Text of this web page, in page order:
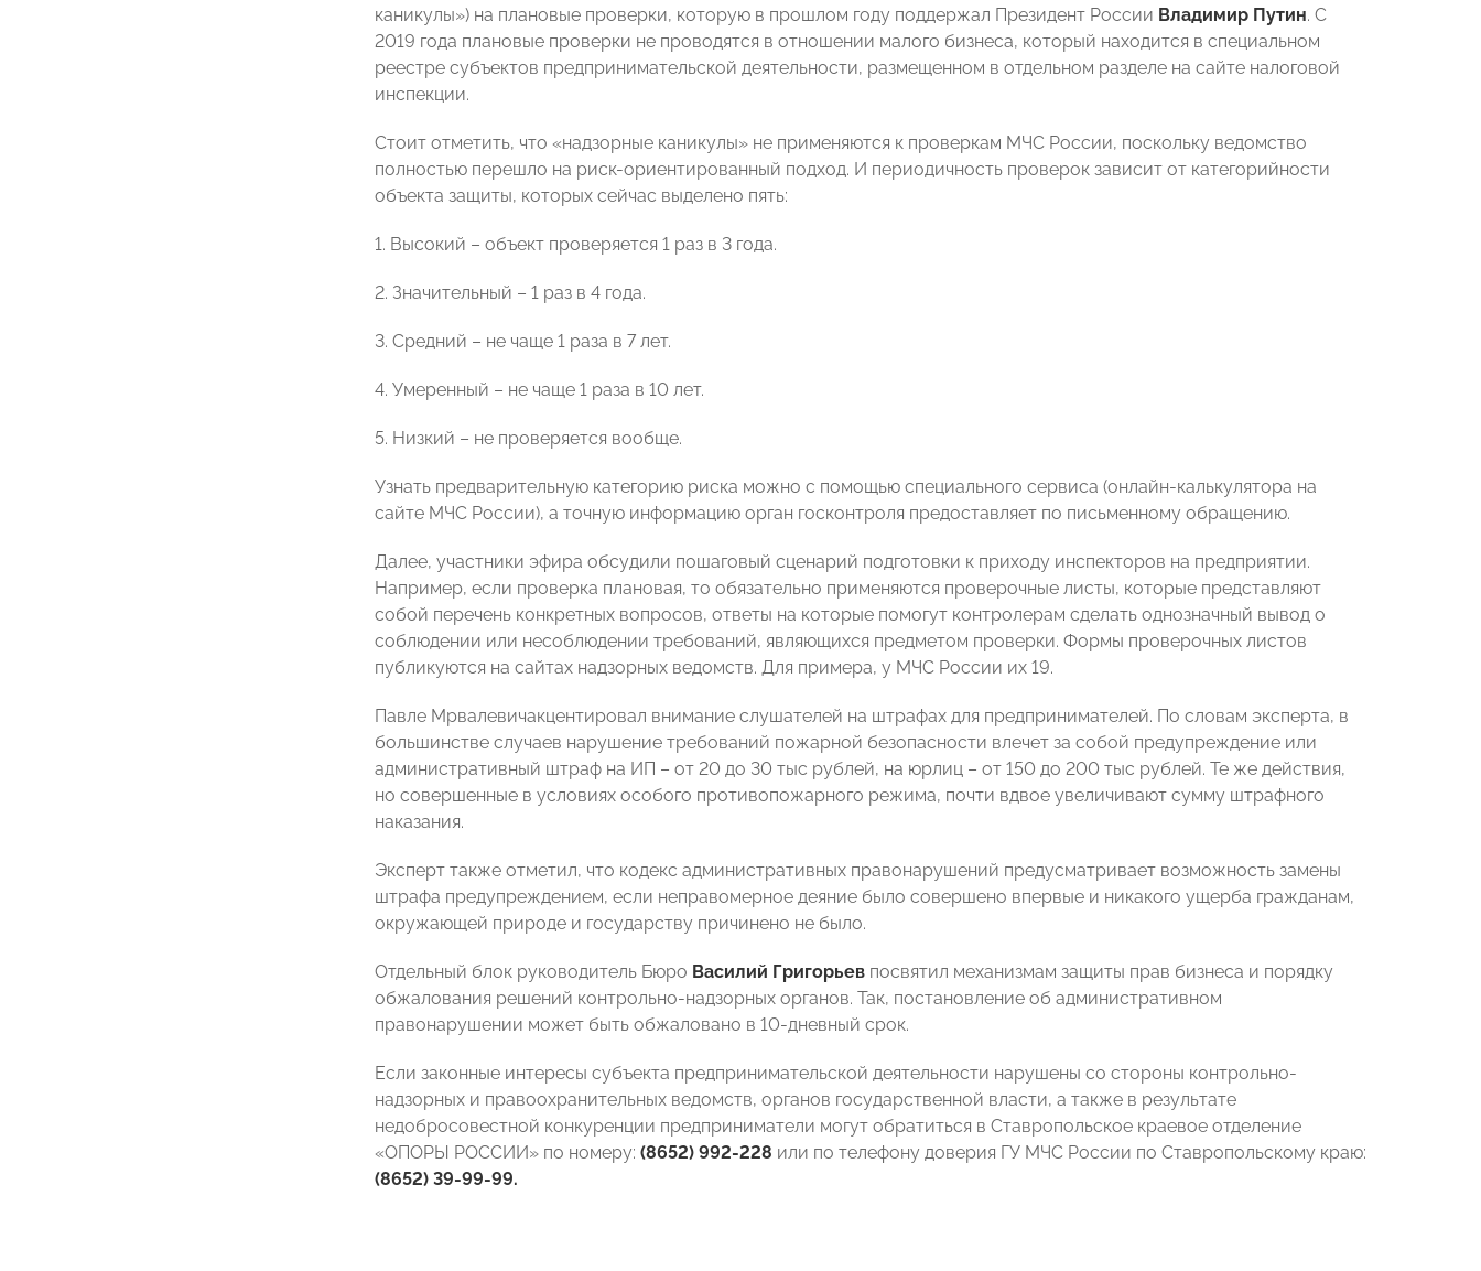
каникулы») на плановые проверки, которую в прошлом году поддержал Президент России Владимир Путин. С
2019 года плановые проверки не проводятся в отношении малого бизнеса, который находится в специальном
реестре субъектов предпринимательской деятельности, размещенном в отдельном разделе на сайте налоговой
инспекции.
Стоит отметить, что «надзорные каникулы» не применяются к проверкам МЧС России, поскольку ведомство
полностью перешло на риск-ориентированный подход. И периодичность проверок зависит от категорийности
объекта защиты, которых сейчас выделено пять:
1. Высокий – объект проверяется 1 раз в 3 года.
2. Значительный – 1 раз в 4 года.
3. Средний – не чаще 1 раза в 7 лет.
4. Умеренный – не чаще 1 раза в 10 лет.
5. Низкий – не проверяется вообще.
Узнать предварительную категорию риска можно с помощью специального сервиса (онлайн-калькулятора на
сайте МЧС России), а точную информацию орган госконтроля предоставляет по письменному обращению.
Далее, участники эфира обсудили пошаговый сценарий подготовки к приходу инспекторов на предприятии.
Например, если проверка плановая, то обязательно применяются проверочные листы, которые представляют
собой перечень конкретных вопросов, ответы на которые помогут контролерам сделать однозначный вывод о
соблюдении или несоблюдении требований, являющихся предметом проверки. Формы проверочных листов
публикуются на сайтах надзорных ведомств. Для примера, у МЧС России их 19.
Павле Мрвалевичакцентировал внимание слушателей на штрафах для предпринимателей. По словам эксперта, в
большинстве случаев нарушение требований пожарной безопасности влечет за собой предупреждение или
административный штраф на ИП – от 20 до 30 тыс рублей, на юрлиц – от 150 до 200 тыс рублей. Те же действия,
но совершенные в условиях особого противопожарного режима, почти вдвое увеличивают сумму штрафного
наказания.
Эксперт также отметил, что кодекс административных правонарушений предусматривает возможность замены
штрафа предупреждением, если неправомерное деяние было совершено впервые и никакого ущерба гражданам,
окружающей природе и государству причинено не было.
Отдельный блок руководитель Бюро Василий Григорьев посвятил механизмам защиты прав бизнеса и порядку
обжалования решений контрольно-надзорных органов. Так, постановление об административном
правонарушении может быть обжаловано в 10-дневный срок.
Если законные интересы субъекта предпринимательской деятельности нарушены со стороны контрольно-
надзорных и правоохранительных ведомств, органов государственной власти, а также в результате
недобросовестной конкуренции предприниматели могут обратиться в Ставропольское краевое отделение
«ОПОРЫ РОССИИ» по номеру: (8652) 992-228 или по телефону доверия ГУ МЧС России по Ставропольскому краю:
(8652) 39-99-99.